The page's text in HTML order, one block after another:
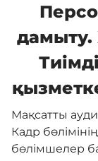
Жалпы
Жаңалықтар
Байланыс
Мақсатты
Кадр
бөлімшелер